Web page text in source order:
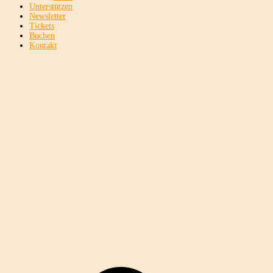
Unterstützen
Newsletter
Tickets
Buchen
Kontakt